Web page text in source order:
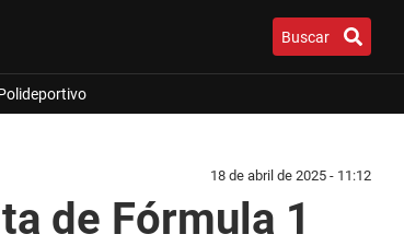
Buscar
18 de abril de 2025 - 11:12
de Fórmula 1